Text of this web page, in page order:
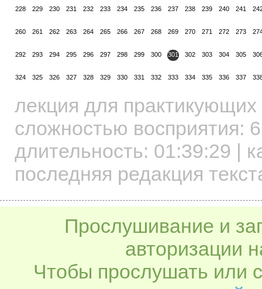
228 229 230 231 232 233 234 235 236 237 238 239 240 241
260 261 262 263 264 265 266 267 268 269 270 271 272 273
292 293 294 295 296 297 298 299 300 301 302 303 304 305
324 325 326 327 328 329 330 331 332 333 334 335 336 337
лекция для практикующих
сложностью восприятия: 6
длительность: 01:39:29 |
последняя редакция
Прослушивание и
авторизации
Чтобы прослушать или